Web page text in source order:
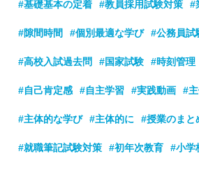
#基礎基本の定着 #教員採用試験対策 #
#隙間時間 #個別最適な学び #公務員試
#高校入試過去問 #国家試験 #時刻管理
#自己肯定感 #自主学習 #実践動画 #
#主体的な学び #主体的に #授業のまと
#就職筆記試験対策 #初年次教育 #小学